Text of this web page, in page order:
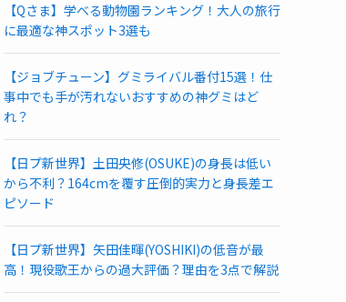
【Qさま】学べる動物園ランキング！大人の旅行
に最適な神スポット3選も
【ジョブチューン】グミライバル番付15選！仕
事中でも手が汚れないおすすめの神グミはど
れ？
【日プ新世界】土田央修(OSUKE)の身長は低い
から不利？164cmを覆す圧倒的実力と身長差エ
ピソード
【日プ新世界】矢田佳暉(YOSHIKI)の低音が最
高！現役歌王からの過大評価？理由を3点で解説